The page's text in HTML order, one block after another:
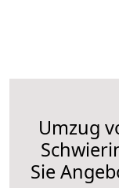
Umzug
Sie